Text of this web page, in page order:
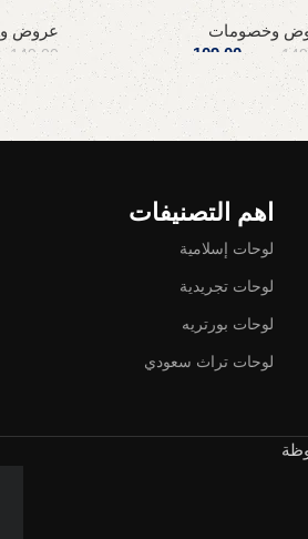
وخصومات
ر.س 109,00 ر.س
إلى السلة
عروض
149,00
إضافة
اهم التصنيفات
لوحات إسلامية
لوحات تجريدية
لوحات بورتريه
لوحات تراث سعودي